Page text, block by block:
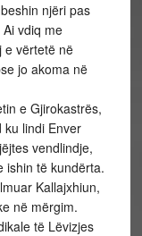
njëri pas
vdiq me
e vërtetë në
jo akoma në
e Gjirokastrës,
ku lindi Enver
vendlindje,
ishin të kundërta.
Kallajxhiun,
në mërgim.
të Lëvizjes